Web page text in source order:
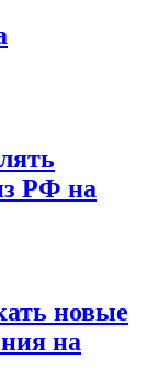
РФ на
новые
на